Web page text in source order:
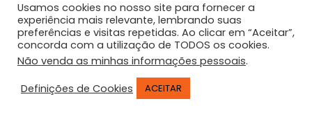
© Pedro Barrento Unipessoal, Lda. 2020. All Rights Reserved
Usamos cookies no nosso site para fornecer a
experiência mais relevante, lembrando suas
preferências e visitas repetidas. Ao clicar em “Aceitar”,
concorda com a utilização de TODOS os cookies.
Não venda as minhas informações pessoais.
Definições de Cookies
ACEITAR